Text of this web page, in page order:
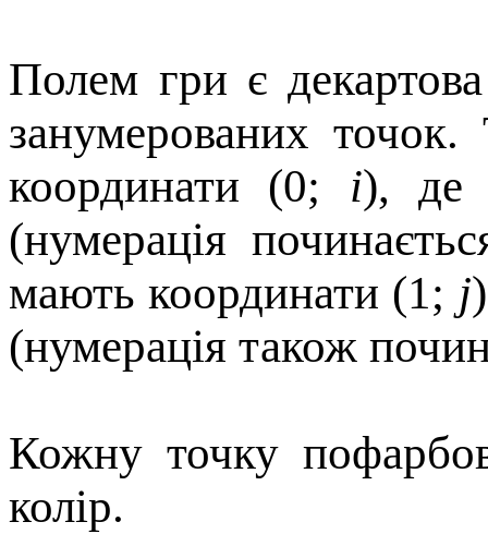
Полем гри є
занумерованих
координати (0; і),
(нумерація
мають координати (1; j
(нумерація також
Кожну точку
колір.